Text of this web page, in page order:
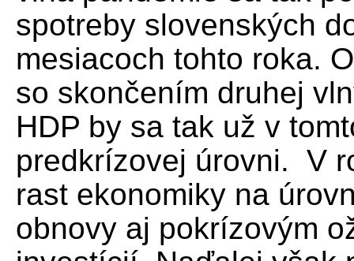
spotreby slovenských
mesiacoch tohto roka.
so skončením druhej
HDP by sa tak už v
predkrízovej úrovni. V
rast ekonomiky na
obnovy aj pokrízovým